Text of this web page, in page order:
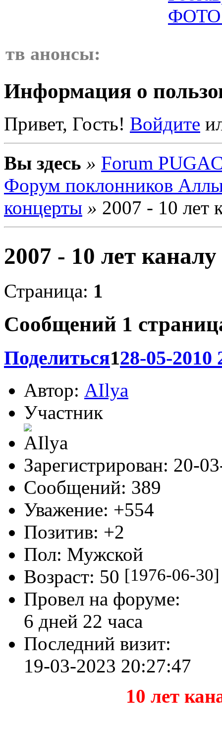
ФОТО
тв анонсы:
Информация о
Привет, Гость! Войдите
Вы здесь » Forum
Форум поклонников
концерты » 2007 - 10
2007 - 10 лет
Страница: 1
Сообщений 1
Поделиться128-05-2010
Автор: AIlya
Участник
Зарегистрирован: 20-
Сообщений: 389
Уважение: +554
Позитив: +2
Пол: Мужской
Возраст: 50 [1976-06-30]
Провел на форуме:
6 дней 22 часа
Последний визит:
19-03-2023 20:27:47
10 лет